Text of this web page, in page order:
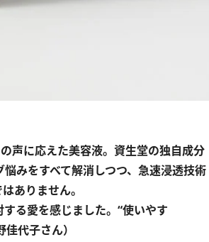
声に応えた美容液。資生堂の独自成分
みをすべて解消しつつ、急速浸透技術
ありません。
る愛を感じました。“使いやす
代子さん）